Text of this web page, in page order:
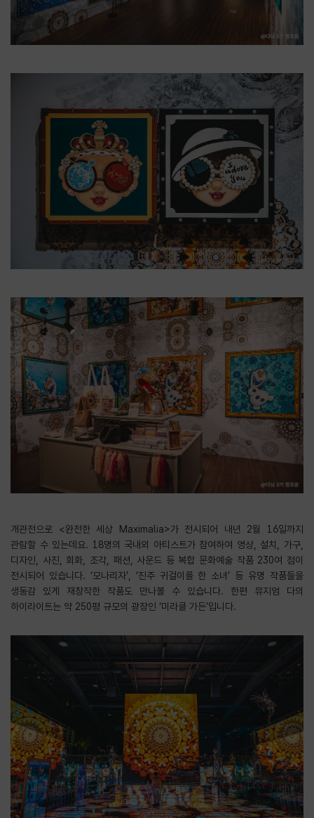
개관전으로 <완전한 세상 Maximalia>가 전시되어 내년 2월 16일까지
관람할 수 있는데요. 18명의 국내외 아티스트가 참여하여 영상, 설치, 가구,
디자인, 사진, 회화, 조각, 패션, 사운드 등 복합 문화예술 작품 230여 점이
전시되어 있습니다. ‘모나리자’, ‘진주 귀걸이를 한 소녀’ 등 유명 작품들을
생동감 있게 재창작한 작품도 만나볼 수 있습니다. 한편 뮤지엄 다의
하이라이트는 약 250평 규모의 광장인 ‘미라클 가든’입니다.